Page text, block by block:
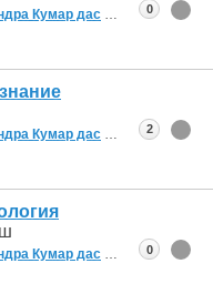
Кумар дас 09:53
0
Кумар дас 16:32
2
Кумар дас 05:12
0